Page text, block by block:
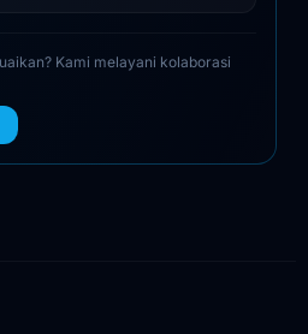
Kami melayani kolaborasi